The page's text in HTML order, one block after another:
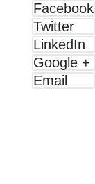
Facebook
Twitter
LinkedIn
Google +
Email